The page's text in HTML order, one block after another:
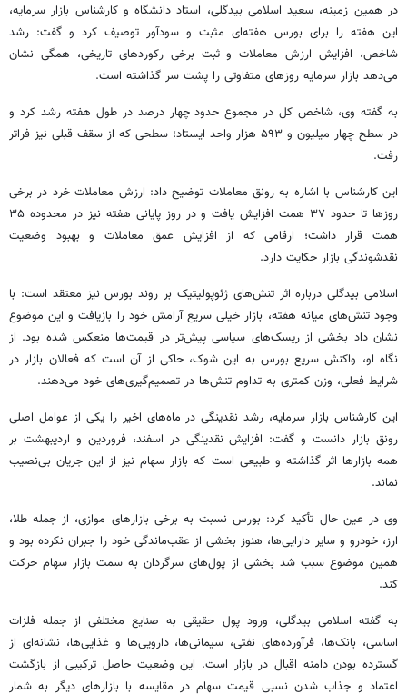
در همین زمینه، سعید اسلامی بیدگلی، استاد دانشگاه و کارشناس بازار سرمایه،
این هفته را برای بورس هفته‌ای مثبت و سودآور توصیف کرد و گفت: رشد
شاخص، افزایش ارزش معاملات و ثبت برخی رکوردهای تاریخی، همگی نشان
می‌دهد بازار سرمایه روزهای متفاوتی را پشت سر گذاشته است.
به گفته وی، شاخص کل در مجموع حدود چهار درصد در طول هفته رشد کرد و
در سطح چهار میلیون و ۵۹۳ هزار واحد ایستاد؛ سطحی که از سقف قبلی نیز فراتر
رفت.
این کارشناس با اشاره به رونق معاملات توضیح داد: ارزش معاملات خرد در برخی
روزها تا حدود ۳۷ همت افزایش یافت و در روز پایانی هفته نیز در محدوده ۳۵
همت قرار داشت؛ ارقامی که از افزایش عمق معاملات و بهبود وضعیت
نقدشوندگی بازار حکایت دارد.
اسلامی بیدگلی درباره اثر تنش‌های ژئوپولیتیک بر روند بورس نیز معتقد است: با
وجود تنش‌های میانه هفته، بازار خیلی سریع آرامش خود را بازیافت و این موضوع
نشان داد بخشی از ریسک‌های سیاسی پیش‌تر در قیمت‌ها منعکس شده بود. از
نگاه او، واکنش سریع بورس به این شوک، حاکی از آن است که فعالان بازار در
شرایط فعلی، وزن کمتری به تداوم تنش‌ها در تصمیم‌گیری‌های خود می‌دهند.
این کارشناس بازار سرمایه، رشد نقدینگی در ماه‌های اخیر را یکی از عوامل اصلی
رونق بازار دانست و گفت: افزایش نقدینگی در اسفند، فروردین و اردیبهشت بر
همه بازارها اثر گذاشته و طبیعی است که بازار سهام نیز از این جریان بی‌نصیب
نماند.
وی در عین حال تأکید کرد: بورس نسبت به برخی بازارهای موازی، از جمله طلا،
ارز، خودرو و سایر دارایی‌ها، هنوز بخشی از عقب‌ماندگی خود را جبران نکرده بود و
همین موضوع سبب شد بخشی از پول‌های سرگردان به سمت بازار سهام حرکت
کند.
به گفته اسلامی بیدگلی، ورود پول حقیقی به صنایع مختلفی از جمله فلزات
اساسی، بانک‌ها، فرآورده‌های نفتی، سیمانی‌ها، دارویی‌ها و غذایی‌ها، نشانه‌ای از
گسترده بودن دامنه اقبال در بازار است. این وضعیت حاصل ترکیبی از بازگشت
اعتماد و جذاب شدن نسبی قیمت سهام در مقایسه با بازارهای دیگر به شمار